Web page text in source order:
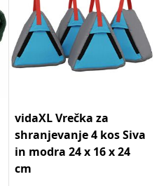
vidaXL Vrečka za
shranjevanje 4 kos Siva
in modra 24 x 16 x 24
cm